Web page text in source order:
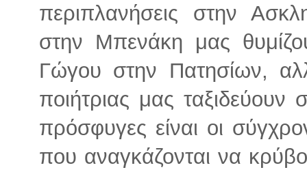
περιπλανήσεις στην
στην Μπενάκη μας
Γώγου στην Πατησίων,
ποιήτριας μας
πρόσφυγες είναι οι
που αναγκάζονται να